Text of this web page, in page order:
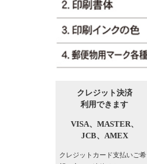
クレジット決済
利用できます
VISA、 MASTER、
JCB、 AMEX
クレジットカード支払いご希